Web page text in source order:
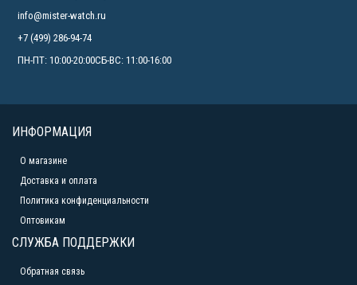
info@mister-watch.ru
+7 (499) 286-94-74
ПН-ПТ: 10:00-20:00СБ-ВС: 11:00-16:00
ИНФОРМАЦИЯ
О магазине
Доставка и оплата
Политика конфиденциальности
Оптовикам
СЛУЖБА ПОДДЕРЖКИ
Обратная связь